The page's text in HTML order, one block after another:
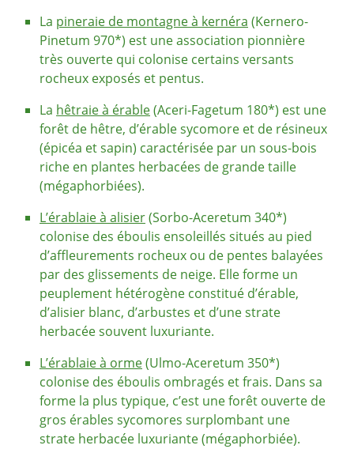
La pineraie de montagne à kernéra (Kernero-
Pinetum 970*) est une association pionnière
très ouverte qui colonise certains versants
rocheux exposés et pentus.
La hêtraie à érable(Aceri-Fagetum 180*) est une
forêt de hêtre, d’érable sycomore et de résineux
(épicéa et sapin) caractérisée par un sous-bois
riche en plantes herbacées de grande taille
(mégaphorbiées).
L’érablaie à alisier(Sorbo-Aceretum 340*)
colonise des éboulis ensoleillés situés au pied
d’affleurements rocheux ou de pentes balayées
par des glissements de neige. Elle forme un
peuplement hétérogène constitué d’érable,
d’alisier blanc, d’arbustes et d’une strate
herbacée souvent luxuriante.
L’érablaie à orme(Ulmo-Aceretum 350*)
colonise des éboulis ombragés et frais. Dans sa
forme la plus typique, c’est une forêt ouverte de
gros érables sycomores surplombant une
strate herbacée luxuriante (mégaphorbiée).